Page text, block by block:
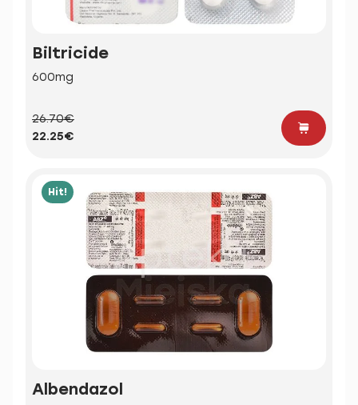
Biltricide
600mg
26.70€
22.25€
Hit!
Albendazol